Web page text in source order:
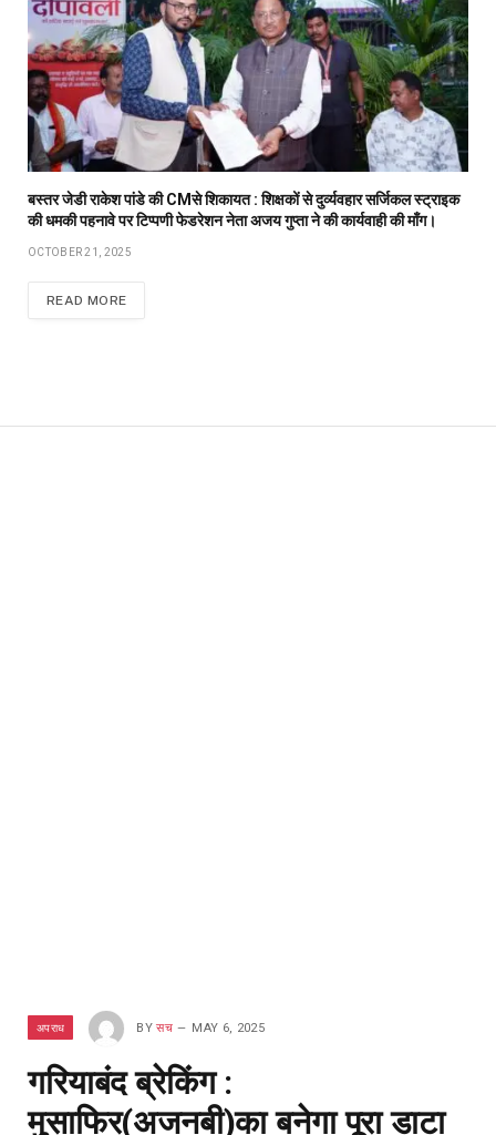
बस्तर जेडी राकेश पांडे की CMसे शिकायत : शिक्षकों से दुर्व्यवहार सर्जिकल स्ट्राइक
की धमकी पहनावे पर टिप्पणी फेडरेशन नेता अजय गुप्ता ने की कार्यवाही की माँग।
OCTOBER 21, 2025
READ MORE
अपराध BY सच MAY 6, 2025
गरियाबंद ब्रेकिंग :
मुसाफिर(अजनबी)का बनेगा पूरा डाटा